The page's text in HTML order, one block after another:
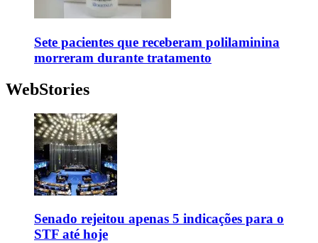
Sete pacientes que receberam polilaminina
morreram durante tratamento
WebStories
Senado rejeitou apenas 5 indicações para o
STF até hoje